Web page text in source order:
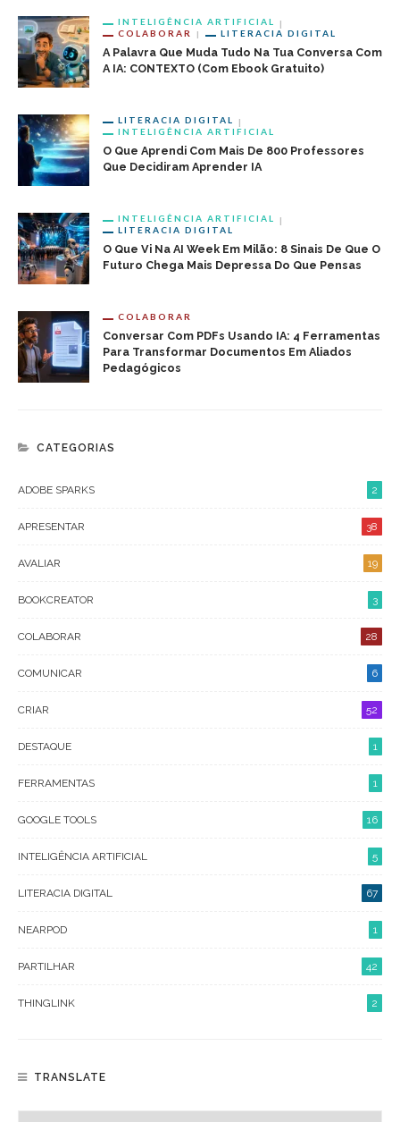
INTELIGÊNCIA ARTIFICIAL
COLABORAR
LITERACIA DIGITAL
A Palavra Que Muda Tudo Na Tua Conversa Com
A IA: CONTEXTO (com Ebook Gratuito)
LITERACIA DIGITAL
INTELIGÊNCIA ARTIFICIAL
O Que Aprendi Com Mais De 800 Professores
Que Decidiram Aprender IA
INTELIGÊNCIA ARTIFICIAL
LITERACIA DIGITAL
O Que Vi Na AI Week Em Milão: 8 Sinais De Que O
Futuro Chega Mais Depressa Do Que Pensas
COLABORAR
Conversar Com PDFs Usando IA: 4 Ferramentas
Para Transformar Documentos Em Aliados
Pedagógicos
CATEGORIAS
ADOBE SPARKS 2
APRESENTAR 38
AVALIAR 19
BOOKCREATOR 3
COLABORAR 28
COMUNICAR 6
CRIAR 52
DESTAQUE 1
FERRAMENTAS 1
GOOGLE TOOLS 16
INTELIGÊNCIA ARTIFICIAL 5
LITERACIA DIGITAL 67
NEARPOD 1
PARTILHAR 42
THINGLINK 2
TRANSLATE